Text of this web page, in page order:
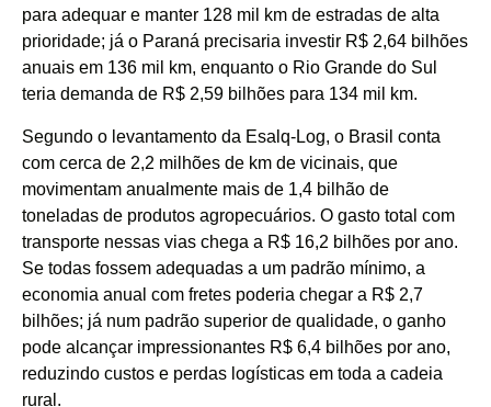
para adequar e manter 128 mil km de estradas de alta
prioridade; já o Paraná precisaria investir R$ 2,64 bilhões
anuais em 136 mil km, enquanto o Rio Grande do Sul
teria demanda de R$ 2,59 bilhões para 134 mil km.
Segundo o levantamento da Esalq-Log, o Brasil conta
com cerca de 2,2 milhões de km de vicinais, que
movimentam anualmente mais de 1,4 bilhão de
toneladas de produtos agropecuários. O gasto total com
transporte nessas vias chega a R$ 16,2 bilhões por ano.
Se todas fossem adequadas a um padrão mínimo, a
economia anual com fretes poderia chegar a R$ 2,7
bilhões; já num padrão superior de qualidade, o ganho
pode alcançar impressionantes R$ 6,4 bilhões por ano,
reduzindo custos e perdas logísticas em toda a cadeia
rural.